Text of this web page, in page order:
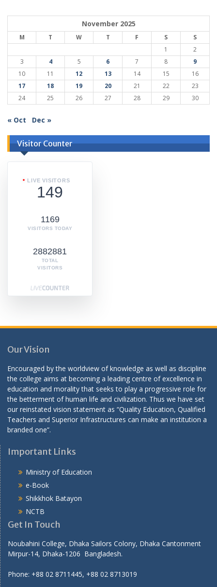
November 2025
M T W T F S
S
1
2
3
4 5 6 7 8
9
10
11 12 13 14 15
16
17
18 19 20 21 22
23
24
25 26 27 28 29 30
« Oct Dec »
Visitor Counter
LIVE VISITORS
149
1169
VISITORS TODAY
2882881
TOTAL
VISITORS
Our Vision
Encouraged by the worldview of knowledge as well as discipline
the college aims at becoming a leading centre of excellence in
education and morality that seeks to play a progressive role for
the betterment of human life and civilization. Thus we have set
our reinstated vision statement as “Quality Education, Qualified
Teachers and Superior Infrastructures can make an institution a
branded one”.
Important Links
Ministry of Education
e-Book
Shikkhok Batayon
NCTB
Get In Touch
Noubahini College, Dhaka Sailors Colony, Dhaka Cantonment
Mirpur-14, Dhaka-1206 Bangladesh.
Phone: +88 02 8711445, +88 02 8713019